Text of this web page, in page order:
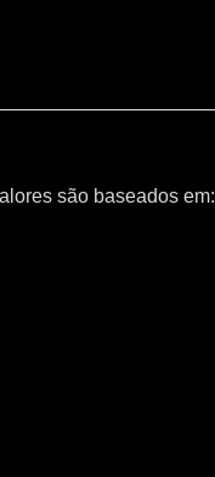
são baseados em: